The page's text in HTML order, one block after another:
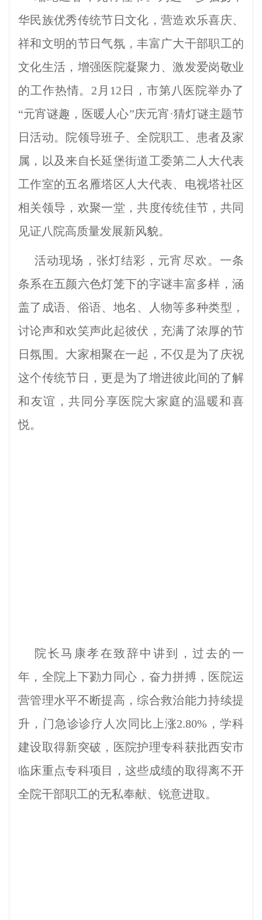
华民族优秀传统节日文化，营造欢乐喜庆、
祥和文明的节日气氛，丰富广大干部职工的
文化生活，增强医院凝聚力、激发爱岗敬业
的工作热情。2月12日，市第八医院举办了
“元宵谜趣，医暖人心”庆元宵·猜灯谜主题节
日活动。院领导班子、全院职工、患者及家
属，以及来自长延堡街道工委第二人大代表
工作室的五名雁塔区人大代表、电视塔社区
相关领导，欢聚一堂，共度传统佳节，共同
见证八院高质量发展新风貌。
活动现场，张灯结彩，元宵尽欢。一条
条系在五颜六色灯笼下的字谜丰富多样，涵
盖了成语、俗语、地名、人物等多种类型，
讨论声和欢笑声此起彼伏，充满了浓厚的节
日氛围。 大家相聚在一起，不仅是为了庆祝
这个传统节日，更是为了增进彼此间的了解
和友谊，共同分享医院大家庭的温暖和喜
悦。
院长马康孝在致辞中讲到，过去的一
年，全院上下勠力同心，奋力拼搏，医院运
营管理水平不断提高，综合救治能力持续提
升，门急诊诊疗人次同比上涨2.80%，学科
建设取得新突破，医院护理专科获批西安市
临床重点专科项目，这些成绩的取得离不开
全院干部职工的无私奉献、锐意进取。